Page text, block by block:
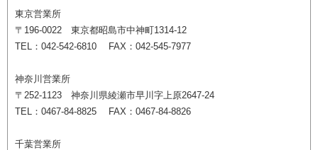
東京営業所
〒196-0022 東京都昭島市中神町1314-12
TEL：042-542-6810 FAX：042-545-7977
神奈川営業所
〒252-1123 神奈川県綾瀬市早川字上原2647-24
TEL：0467-84-8825 FAX：0467-84-8826
千葉営業所